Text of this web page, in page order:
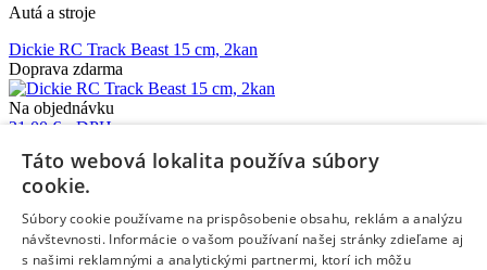
Autá a stroje
Dickie RC Track Beast 15 cm, 2kan
Doprava zdarma
Na objednávku
21,00 € s DPH
Pridať do košíka
Porovnať
241444
Táto webová lokalita používa súbory
cookie.
Súbory cookie používame na prispôsobenie obsahu, reklám a analýzu
návštevnosti. Informácie o vašom používaní našej stránky zdieľame aj
s našimi reklamnými a analytickými partnermi, ktorí ich môžu